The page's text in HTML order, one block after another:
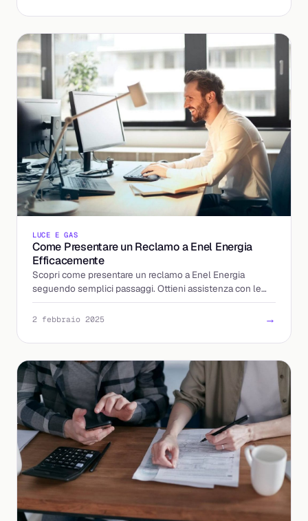
LUCE E GAS
Come Presentare un Reclamo a Enel Energia
Efficacemente
Scopri come presentare un reclamo a Enel Energia
seguendo semplici passaggi. Ottieni assistenza con le
nostre guide dettagliate.
2 febbraio 2025 →